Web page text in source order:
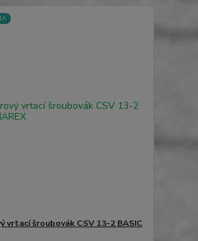
vrtací šroubovák CSV 13-2 BASIC